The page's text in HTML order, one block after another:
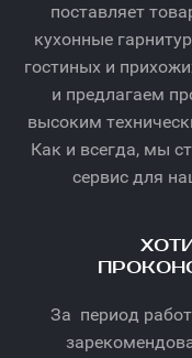
поставляет
кухонные
гостиных и
и предлагаем
высоким
Как и всегда, мы
сервис для
За период